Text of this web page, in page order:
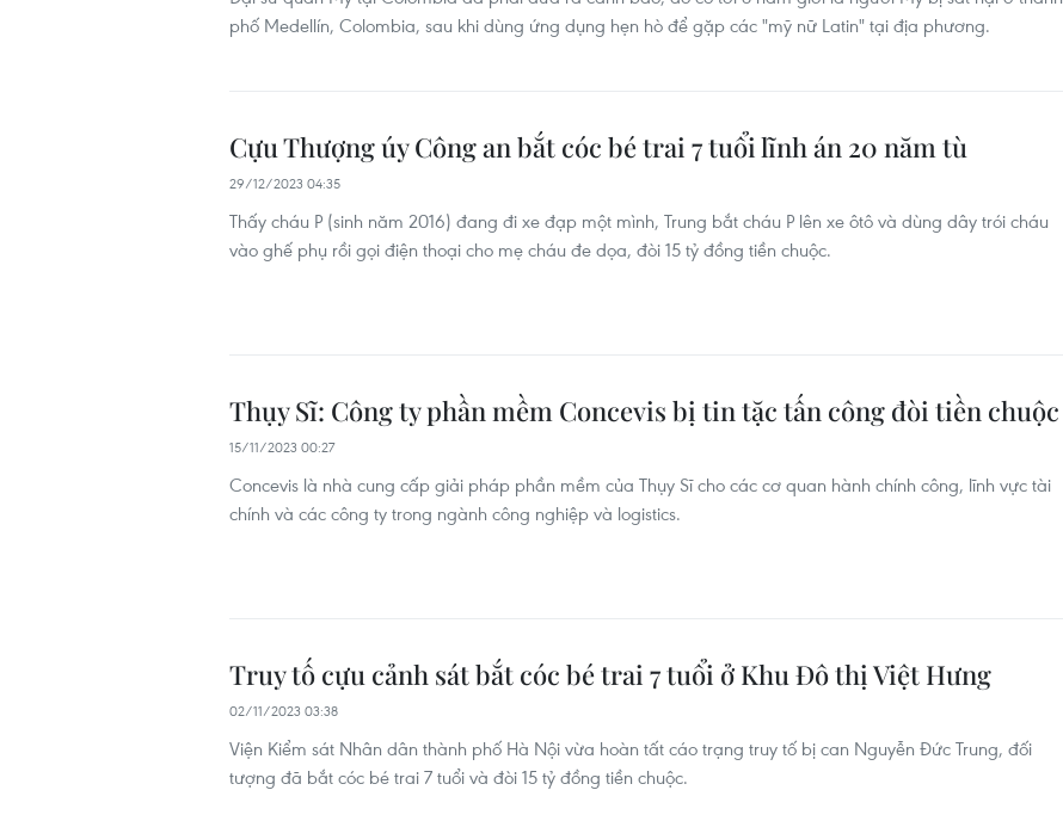
phố Medellín, Colombia, sau khi dùng ứng dụng hẹn hò để gặp các "mỹ nữ Latin" tại địa phương.
Cựu Thượng úy Công an bắt cóc bé trai 7 tuổi lĩnh án 20 năm tù
29/12/2023 04:35
Thấy cháu P (sinh năm 2016) đang đi xe đạp một mình, Trung bắt cháu P lên xe ôtô và dùng dây trói cháu
vào ghế phụ rồi gọi điện thoại cho mẹ cháu đe dọa, đòi 15 tỷ đồng tiền chuộc.
Thụy Sĩ: Công ty phần mềm Concevis bị tin tặc tấn công đòi tiền chuộc
15/11/2023 00:27
Concevis là nhà cung cấp giải pháp phần mềm của Thụy Sĩ cho các cơ quan hành chính công, lĩnh vực tài
chính và các công ty trong ngành công nghiệp và logistics.
Truy tố cựu cảnh sát bắt cóc bé trai 7 tuổi ở Khu Đô thị Việt Hưng
02/11/2023 03:38
Viện Kiểm sát Nhân dân thành phố Hà Nội vừa hoàn tất cáo trạng truy tố bị can Nguyễn Đức Trung, đối
tượng đã bắt cóc bé trai 7 tuổi và đòi 15 tỷ đồng tiền chuộc.